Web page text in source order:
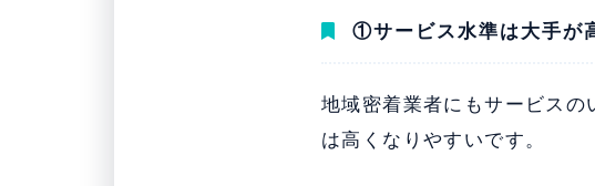
①サービス水準は大手が
地域密着業者にもサービス
は高くなりやすいです。